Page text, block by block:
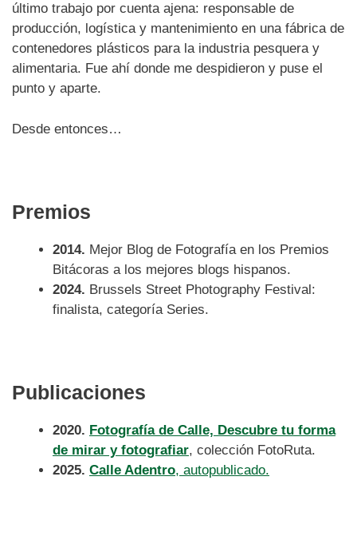
último trabajo por cuenta ajena: responsable de
producción, logística y mantenimiento en una fábrica de
contenedores plásticos para la industria pesquera y
alimentaria. Fue ahí donde me despidieron y puse el
punto y aparte.
Desde entonces…
Premios
2014. Mejor Blog de Fotografía en los Premios
Bitácoras a los mejores blogs hispanos.
2024. Brussels Street Photography Festival:
finalista, categoría Series.
Publicaciones
2020. Fotografía de Calle, Descubre tu forma
de mirar y fotografiar, colección FotoRuta.
2025. Calle Adentro, autopublicado.